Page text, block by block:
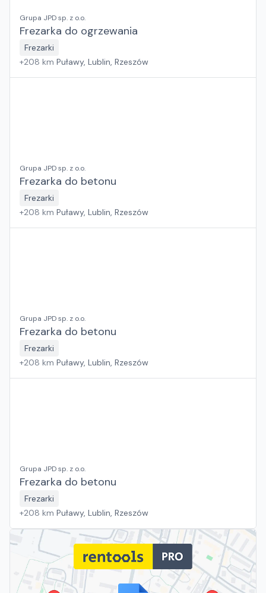
Grupa JPD sp. z o.o.
Frezarka do ogrzewania
Frezarki
+208 km Puławy, Lublin, Rzeszów
Grupa JPD sp. z o.o.
Frezarka do betonu
Frezarki
+208 km Puławy, Lublin, Rzeszów
Grupa JPD sp. z o.o.
Frezarka do betonu
Frezarki
+208 km Puławy, Lublin, Rzeszów
Grupa JPD sp. z o.o.
Frezarka do betonu
Frezarki
+208 km Puławy, Lublin, Rzeszów